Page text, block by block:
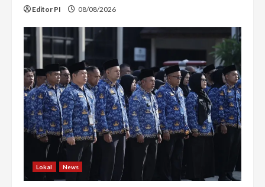
Editor PI 08/08/2026
Lokal News